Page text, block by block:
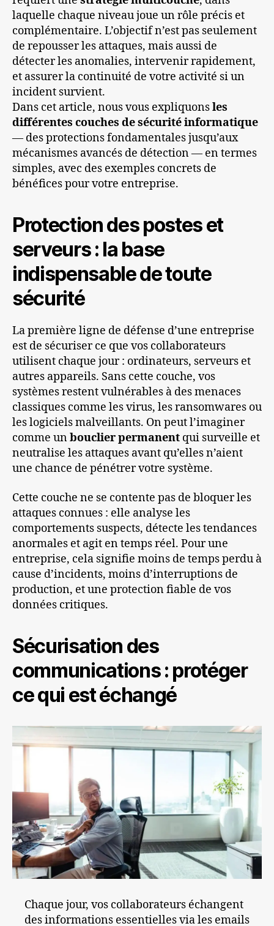
laquelle chaque niveau joue un rôle précis et
complémentaire. L’objectif n’est pas seulement
de repousser les attaques, mais aussi de
détecter les anomalies, intervenir rapidement,
et assurer la continuité de votre activité si un
incident survient.
Dans cet article, nous vous expliquonsles
différentes couches de sécurité informatique
— des protections fondamentales jusqu’aux
mécanismes avancés de détection — en termes
simples, avec des exemples concrets de
bénéfices pour votre entreprise.
Protection des postes et
serveurs : la base
indispensable de toute
sécurité
La première ligne de défense d’une entreprise
est de sécuriser ce que vos collaborateurs
utilisent chaque jour : ordinateurs, serveurs et
autres appareils. Sans cette couche, vos
systèmes restent vulnérables à des menaces
classiques comme les virus, les ransomwares ou
les logiciels malveillants. On peut l’imaginer
comme unbouclier permanent qui surveille et
neutralise les attaques avant qu’elles n’aient
une chance de pénétrer votre système.
Cette couche ne se contente pas de bloquer les
attaques connues : elle analyse les
comportements suspects, détecte les tendances
anormales et agit en temps réel. Pour une
entreprise, cela signifie moins de temps perdu à
cause d’incidents, moins d’interruptions de
production, et une protection fiable de vos
données critiques.
Sécurisation des
communications : protéger
ce qui est échangé
Chaque jour, vos collaborateurs échangent
des informations essentielles via les emails